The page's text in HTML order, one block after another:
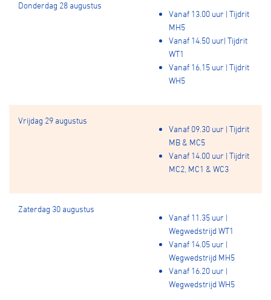
Donderdag 28 augustus
Vanaf 13.00 uur | Tijdrit
MH5
Vanaf 14.50 uur| Tijdrit
WT1
Vanaf 16.15 uur | Tijdrit
WH5
Vrijdag 29 augustus
Vanaf 09.30 uur | Tijdrit
MB & MC5
Vanaf 14.00 uur | Tijdrit
MC2, MC1 & WC3
Zaterdag 30 augustus
Vanaf 11.35 uur |
Wegwedstrijd WT1
Vanaf 14.05 uur |
Wegwedstrijd MH5
Vanaf 16.20 uur |
Wegwedstrijd WH5